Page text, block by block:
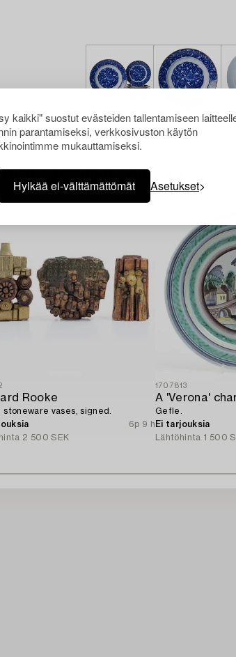
kaikki" suostut evästeiden tallentamiseen
parantamiseksi, verkkosivuston käytön
mukauttamiseksi.
Hylkää ei-välttämättömät Asetukset
katsomia kohteita
Rooke
stoneware vases, signed.
6p 9 h
2 500 SEK
1707813
A 'Verona'
Gefle.
Ei tarjouksia
Lähtöhinta 1 500